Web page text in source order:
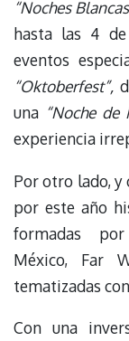
“Noches
hasta las 4
eventos
“Oktoberfest”,
una “Noche de
experiencia
Por otro lado,
por este año
formadas
México, Far
tematizadas
Con una